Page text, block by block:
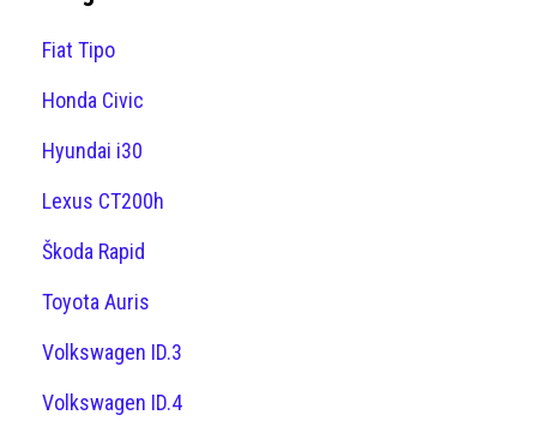
Fiat Tipo
Honda Civic
Hyundai i30
Lexus CT200h
Škoda Rapid
Toyota Auris
Volkswagen ID.3
Volkswagen ID.4